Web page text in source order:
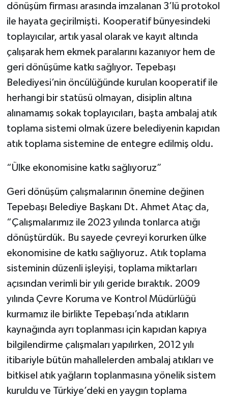
dönüşüm firması arasında imzalanan 3’lü protokol
ile hayata geçirilmişti. Kooperatif bünyesindeki
toplayıcılar, artık yasal olarak ve kayıt altında
çalışarak hem ekmek paralarını kazanıyor hem de
geri dönüşüme katkı sağlıyor. Tepebaşı
Belediyesi’nin öncülüğünde kurulan kooperatif ile
herhangi bir statüsü olmayan, disiplin altına
alınamamış sokak toplayıcıları, başta ambalaj atık
toplama sistemi olmak üzere belediyenin kapıdan
atık toplama sistemine de entegre edilmiş oldu.
“Ülke ekonomisine katkı sağlıyoruz”
Geri dönüşüm çalışmalarının önemine değinen
Tepebaşı Belediye Başkanı Dt. Ahmet Ataç da,
“Çalışmalarımız ile 2023 yılında tonlarca atığı
dönüştürdük. Bu sayede çevreyi korurken ülke
ekonomisine de katkı sağlıyoruz. Atık toplama
sisteminin düzenli işleyişi, toplama miktarları
açısından verimli bir yılı geride bıraktık. 2009
yılında Çevre Koruma ve Kontrol Müdürlüğü
kurmamız ile birlikte Tepebaşı’nda atıkların
kaynağında ayrı toplanması için kapıdan kapıya
bilgilendirme çalışmaları yapılırken, 2012 yılı
itibariyle bütün mahallelerden ambalaj atıkları ve
bitkisel atık yağların toplanmasına yönelik sistem
kuruldu ve Türkiye’deki en yaygın toplama